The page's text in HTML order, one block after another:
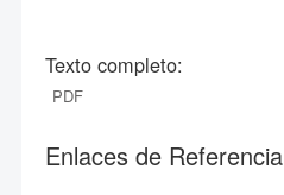
Texto completo:
PDF
Enlaces de Referencia